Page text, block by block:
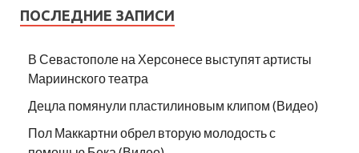
ПОСЛЕДНИЕ ЗАПИСИ
В Севастополе на Херсонесе выступят артисты
Мариинского театра
Децла помянули пластилиновым клипом (Видео)
Пол Маккартни обрел вторую молодость с